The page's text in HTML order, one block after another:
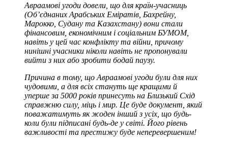
Авраамові угоди довели, що для країн-учасниць
(Об’єднаних Арабських Еміратів, Бахрейну,
Марокко, Судану та Казахстану) вони стали
фінансовим, економічним і соціальним БУМОМ,
навіть у цей час конфлікту та війни, причому
нинішні учасники ніколи навіть не пропонували
вийти з них або зробити бодай паузу.
Причина в тому, що Авраамові угоди були для них
чудовими, а для всіх стануть ще кращими й
уперше за 5000 років принесуть на Близький Схід
справжню силу, міць і мир. Це буде документ, який
поважатимуть як жоден інший з усіх, що будь-
коли були підписані будь-де у світі. Його рівень
важливості та престижу буде неперевершеним!